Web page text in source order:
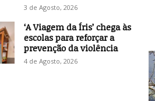
3 de Agosto, 2026
‘A Viagem da Íris’ chega às
escolas para reforçar a
prevenção da violência
4 de Agosto, 2026